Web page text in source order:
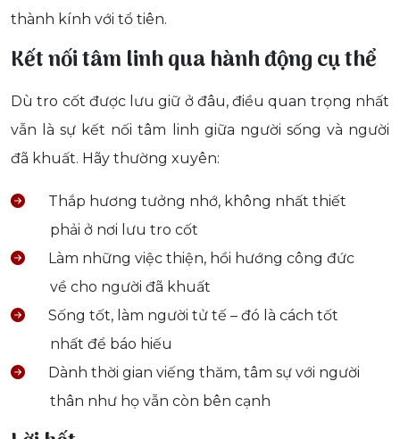
thành kính với tổ tiên.
Kết nối tâm linh qua hành động cụ thể
Dù tro cốt được lưu giữ ở đâu, điều quan trọng nhất
vẫn là sự kết nối tâm linh giữa người sống và người
đã khuất. Hãy thường xuyên:
Thắp hương tưởng nhớ, không nhất thiết
phải ở nơi lưu tro cốt
Làm những việc thiện, hồi hướng công đức
về cho người đã khuất
Sống tốt, làm người tử tế – đó là cách tốt
nhất để báo hiếu
Dành thời gian viếng thăm, tâm sự với người
thân như họ vẫn còn bên cạnh